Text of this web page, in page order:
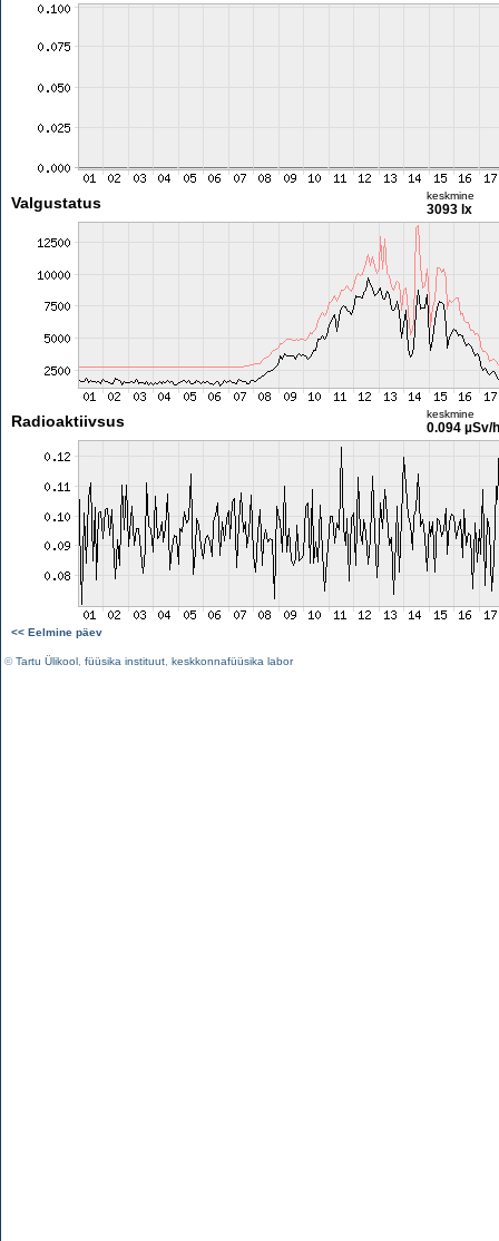
Valgustatus keskmine
3093 lx
Radioaktiivsus keskmine
0.094 µSv/h
<< Eelmine päev
©Tartu Ülikool füüsika instituut keskkonnafüüsika labor